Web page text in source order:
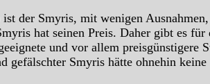
der Smyris, mit wenigen
hat seinen Preis. Daher gibt es für
und vor allem preisgünstigere
gefälschter Smyris hätte ohnehin keine